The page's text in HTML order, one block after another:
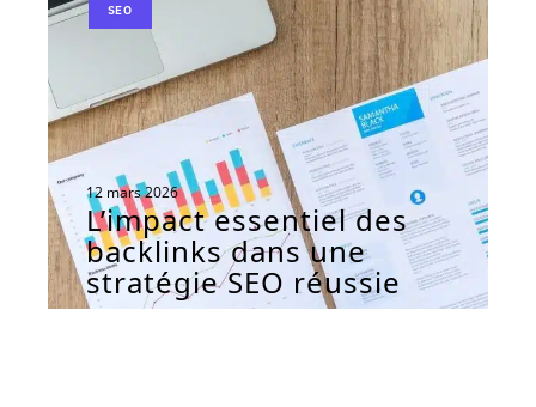
SEO
12 mars 2026
L’impact essentiel des
backlinks dans une
stratégie SEO réussie